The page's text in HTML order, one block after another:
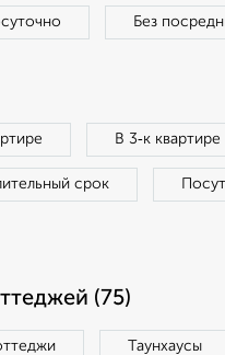
Без
В 3‑к квартире
срок
(75)
Таунхаусы